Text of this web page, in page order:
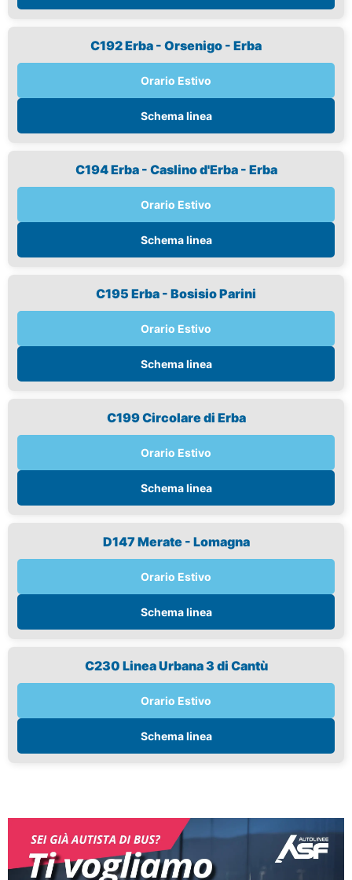
C192 Erba - Orsenigo - Erba
Orario Estivo
Schema linea
C194 Erba - Caslino d'Erba - Erba
Orario Estivo
Schema linea
C195 Erba - Bosisio Parini
Orario Estivo
Schema linea
C199 Circolare di Erba
Orario Estivo
Schema linea
D147 Merate - Lomagna
Orario Estivo
Schema linea
C230 Linea Urbana 3 di Cantù
Orario Estivo
Schema linea